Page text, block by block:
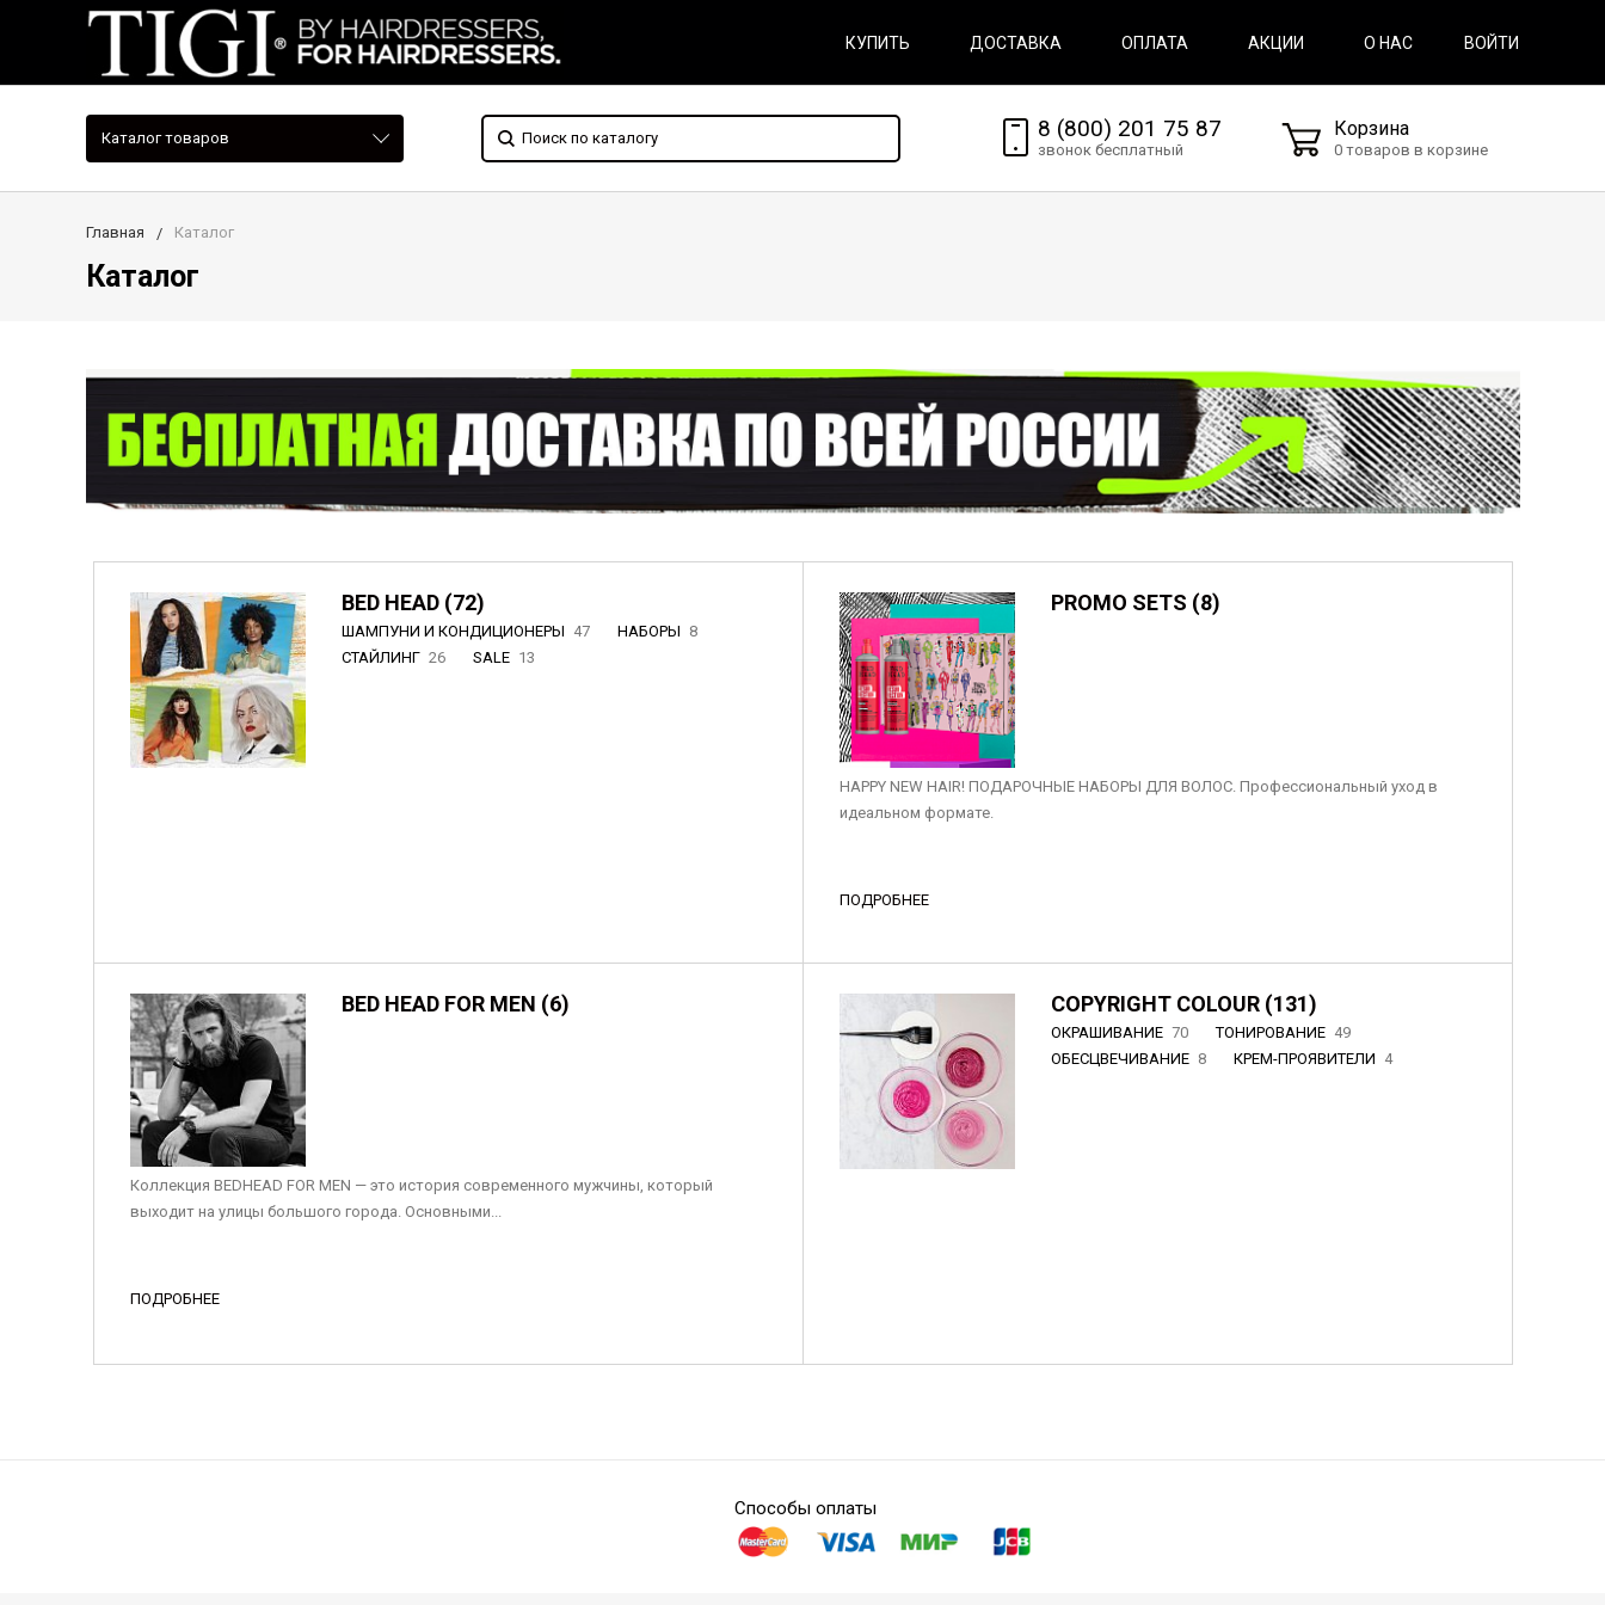
КУПИТЬ ДОСТАВКА ОПЛАТА АКЦИИ О НАС ВОЙТИ
Каталог товаров 8 (800) 201 75 87
звонок бесплатный
Корзина
0 товаров в корзине
Главная Каталог
Каталог
BED HEAD (72)
ШАМПУНИ И КОНДИЦИОНЕРЫ 47 НАБОРЫ 8
СТАЙЛИНГ 26 SALE 13
PROMO SETS (8)
HAPPY NEW HAIR! ПОДАРОЧНЫЕ НАБОРЫ ДЛЯ ВОЛОС. Профессиональный уход в
идеальном формате.
ПОДРОБНЕЕ
BED HEAD FOR MEN (6)
Коллекция BEDHEAD FOR MEN — это история современного мужчины, который
выходит на улицы большого города. Основными...
ПОДРОБНЕЕ
COPYRIGHT COLOUR (131)
ОКРАШИВАНИЕ 70 ТОНИРОВАНИЕ 49
ОБЕСЦВЕЧИВАНИЕ 8 КРЕМ-ПРОЯВИТЕЛИ 4
Способы оплаты